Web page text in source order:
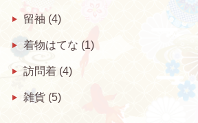
留袖 (4)
着物はてな (1)
訪問着(4)
雑貨(5)